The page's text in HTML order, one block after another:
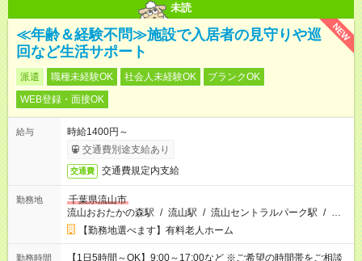
未読
NEW
≪年齢＆経験不問≫施設で入居者の見守りや巡
回など生活サポート
派遣 職種未経験OK 社会人未経験OK
ブランクOK
WEB登録・面接OK
給与
時給1400円～
交通費別途支給あり
交通費 交通費規定内支給
勤務地
千葉県流山市
流山おおたかの森駅 / 流山駅 / 流山セントラルパーク駅 / …
【勤務地選べます】有料老人ホーム
勤務時間 【1日5時間～OK】9:00～17:00など ※ご希望の時間帯をご相談